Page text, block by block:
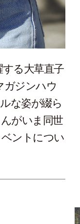
る大草直子
ガジンハウ
な姿が綴ら
がいま同世
ントについ